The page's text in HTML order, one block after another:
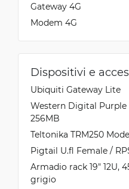
Gateway 4G
Modem 4G
Dispositivi e
Ubiquiti Gateway Lite
Western Digital Purple
256MB
Teltonika TRM250
Pigtail U.fl Female /
Armadio rack 19" 12U,
grigio